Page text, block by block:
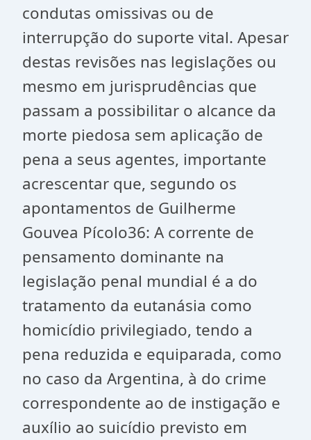
condutas omissivas ou de
interrupção do suporte vital. Apesar
destas revisões nas legislações ou
mesmo em jurisprudências que
passam a possibilitar o alcance da
morte piedosa sem aplicação de
pena a seus agentes, importante
acrescentar que, segundo os
apontamentos de Guilherme
Gouvea Pícolo36: A corrente de
pensamento dominante na
legislação penal mundial é a do
tratamento da eutanásia como
homicídio privilegiado, tendo a
pena reduzida e equiparada, como
no caso da Argentina, à do crime
correspondente ao de instigação e
auxílio ao suicídio previsto em